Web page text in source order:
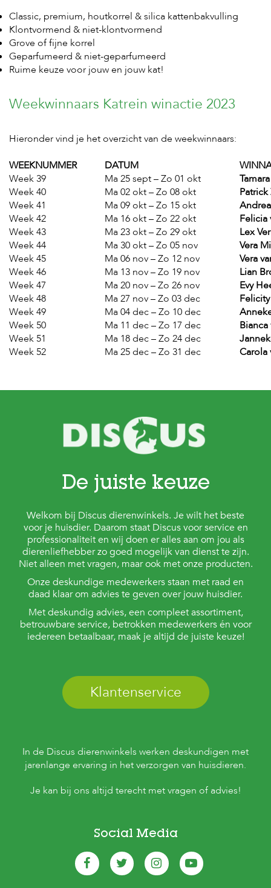
Classic, premium, houtkorrel & silica kattenbakvulling
Klontvormend & niet-klontvormend
Grove of fijne korrel
Geparfumeerd & niet-geparfumeerd
Ruime keuze voor jouw en jouw kat!
Weekwinnaars Katrein winactie 2023
Hieronder vind je het overzicht van de weekwinnaars:
WEEKNUMMER
DATUM
Week 39
Ma 25 sept – Zo 01 okt
Week 40
Ma 02 okt – Zo 08 okt
Patrick
Week 41
Ma 09 okt – Zo 15 okt
Week 42
Ma 16 okt – Zo 22 okt
Felicia
Week 43
Ma 23 okt – Zo 29 okt
Lex
Week 44
Ma 30 okt – Zo 05 nov
Vera
Week 45
Ma 06 nov – Zo 12 nov
Vera
Week 46
Ma 13 nov – Zo 19 nov
Lian
Week 47
Ma 20 nov – Zo 26 nov
Evy
Week 48
Ma 27 nov – Zo 03 dec
Week 49
Ma 04 dec – Zo 10 dec
Week 50
Ma 11 dec – Zo 17 dec
Week 51
Ma 18 dec – Zo 24 dec
Week 52
Ma 25 dec – Zo 31 dec Carola
De juiste keuze
Welkom bij Discus dierenwinkels. Je wilt het beste
voor je huisdier. Daarom staat Discus voor service en
professionaliteit en wij doen er alles aan om jou als
dierenliefhebber zo goed mogelijk van dienst te zijn.
Niet alleen met vragen, maar ook met onze producten.
Onze deskundige medewerkers staan met raad en
daad klaar om advies te geven over jouw huisdier.
Met deskundig advies, een compleet assortiment,
betrouwbare service, betrokken medewerkers én voor
iedereen betaalbaar, maak je altijd de juiste keuze!
Klantenservice
In de Discus dierenwinkels werken deskundigen met
jarenlange ervaring in het verzorgen van huisdieren.
Je kan bij ons altijd terecht met vragen of advies!
Social Media